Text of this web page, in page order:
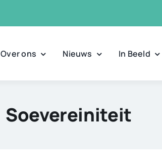
Over ons Nieuws In Beeld
Soevereiniteit